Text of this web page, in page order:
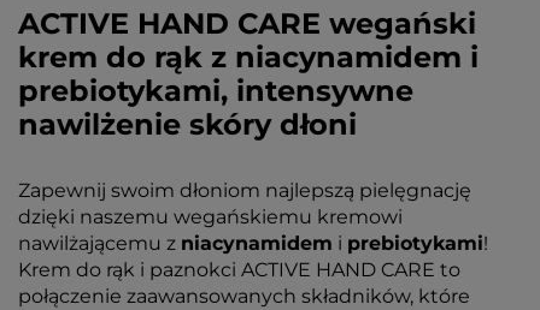
ACTIVE HAND CARE wegański
krem do rąk z niacynamidem i
prebiotykami, intensywne
nawilżenie skóry dłoni
Zapewnij swoim dłoniom najlepszą pielęgnację
dzięki naszemu wegańskiemu kremowi
nawilżającemu z niacynamidem i prebiotykami!
Krem do rąk i paznokci ACTIVE HAND CARE to
połączenie zaawansowanych składników, które